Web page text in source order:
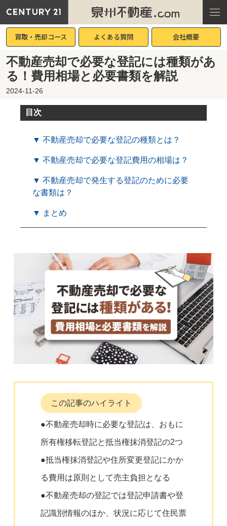
買取・売却コース よくある質問 会社概要
不動産売却で必要な登記には種類があ
る！費用相場と必要書類を解説
2024-11-26
目次
▼ 不動産売却で必要な登記の種類とは？
▼ 不動産売却で必要な登記費用の相場は？
▼ 不動産売却で発生する登記のために必要
な書類は？
▼ まとめ
この記事のハイライト
●不動産売却時に必要な登記は、おもに
所有権移転登記と抵当権抹消登記の2つ
●抵当権抹消登記や住所変更登記にかか
る費用は原則として売主負担となる
●不動産売却の登記では登記申請書や登
記識別情報のほか、状況に応じて住民票